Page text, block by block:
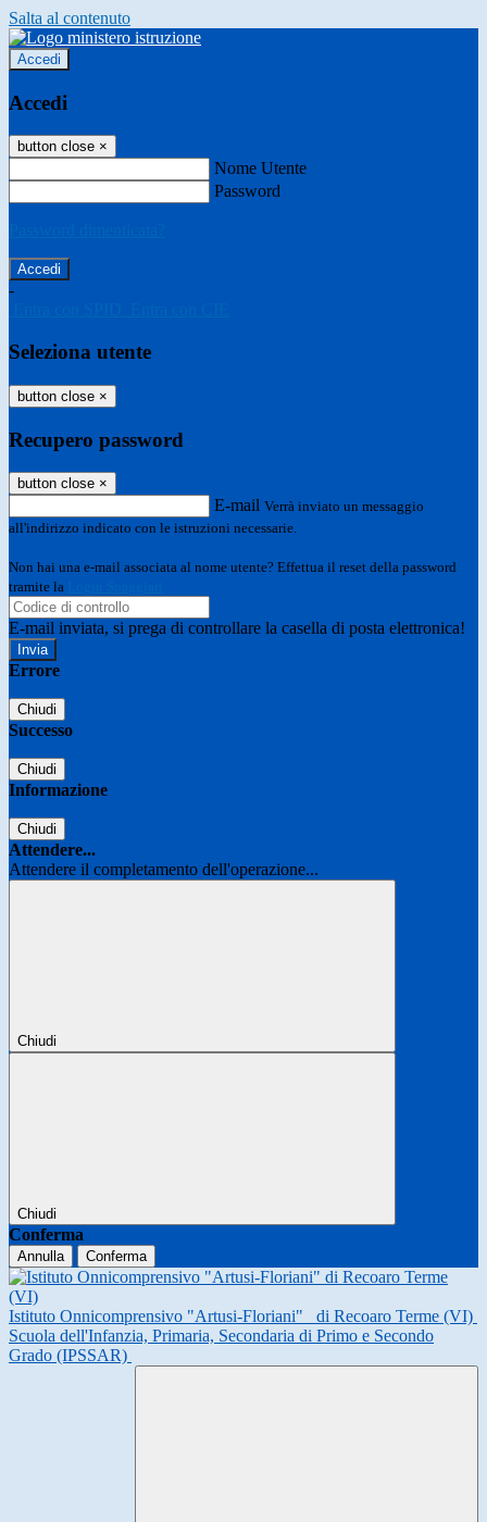
Salta al contenuto
Accedi
Accedi
button close ×
Nome Utente
Password
-
Seleziona utente
button close ×
Recupero password
button close ×
E-mail Verrà inviato un messaggio
all'indirizzo indicato con le istruzioni necessarie.
Non hai una e-mail associata al nome utente? Effettua il reset della password
tramite la
E-mail inviata, si prega di controllare la casella di posta elettronica!
Errore
Chiudi
Successo
Chiudi
Informazione
Chiudi
Attendere...
Attendere il completamento dell'operazione...
Chiudi
Chiudi
Conferma
Annulla Conferma
Istituto Onnicomprensivo "Artusi-Floriani"
di Recoaro Terme (VI)
Scuola dell'Infanzia, Primaria, Secondaria di Primo e Secondo
Grado (IPSSAR)